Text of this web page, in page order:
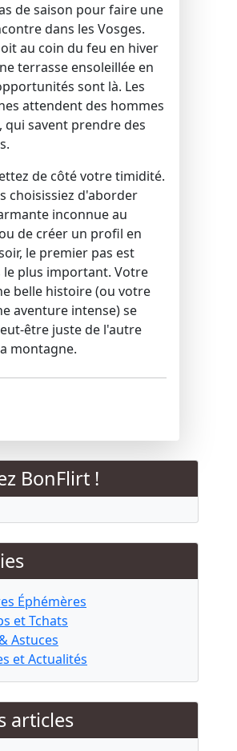
de saison pour faire une
dans les Vosges.
au coin du feu en hiver
terrasse ensoleillée en
sont là. Les
attendent des hommes
qui savent prendre des
de côté votre timidité.
choisissiez d'aborder
inconnue au
de créer un profil en
le premier pas est
plus important. Votre
belle histoire (ou votre
aventure intense) se
être juste de l'autre
montagne.​
BonFlirt !
Éphémères
et Tchats
Astuces
et Actualités
articles